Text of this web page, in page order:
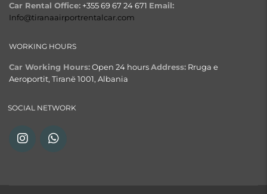
Car Rental Office: +355 69 67 24 671 Email:
Info@tiranaairportrentalcar.com
WORKING HOURS
Car Working Hours:Open 24 hoursAddress: Rruga e
Aeroportit, Tiranë 1001, Albania
SOCIAL NETWORK